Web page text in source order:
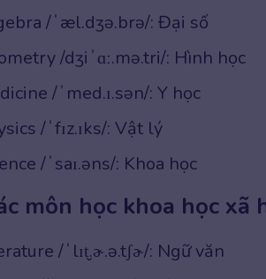
/ˈæl.dʒə.brə/: Đại số
/dʒiˈɑː.mə.tri/: Hình học
/ˈmed.ɪ.sən/: Y học
/ˈfɪz.ɪks/: Vật lý
/ˈsaɪ.əns/: Khoa học
môn học khoa học
/ˈlɪt̬.ɚ.ə.tʃɚ/: Ngữ văn